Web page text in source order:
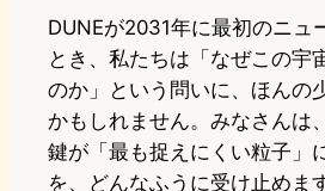
DUNEが2031年に最初のニュ
とき、私たちは「なぜこの宇
のか」という問いに、ほんの
かもしれません。みなさんは
鍵が「最も捉えにくい粒子」
を、どんなふうに受け止めま